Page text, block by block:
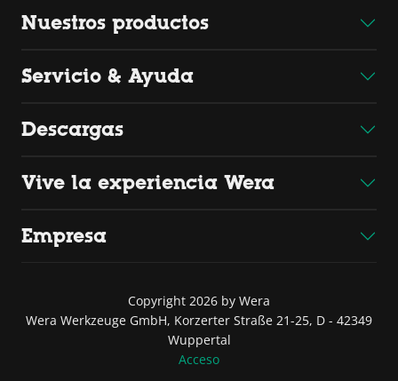
Nuestros productos
Servicio & Ayuda
Descargas
Vive la experiencia Wera
Empresa
Copyright 2026 by Wera
Wera Werkzeuge GmbH, Korzerter Straße 21-25, D - 42349
Wuppertal
Acceso